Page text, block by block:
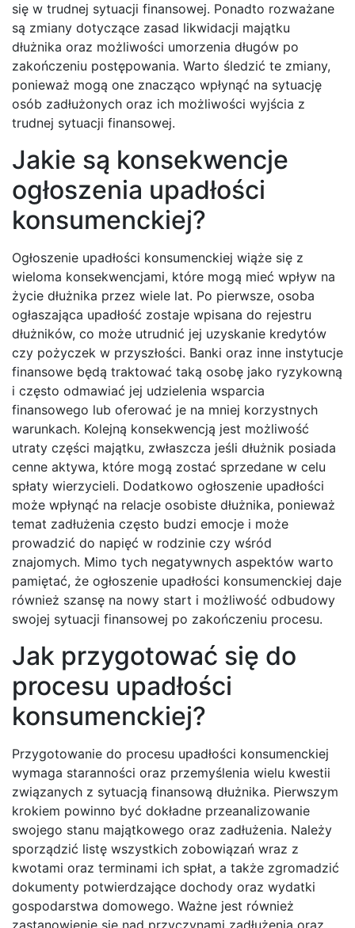
się w trudnej sytuacji finansowej. Ponadto rozważane
są zmiany dotyczące zasad likwidacji majątku
dłużnika oraz możliwości umorzenia długów po
zakończeniu postępowania. Warto śledzić te zmiany,
ponieważ mogą one znacząco wpłynąć na sytuację
osób zadłużonych oraz ich możliwości wyjścia z
trudnej sytuacji finansowej.
Jakie są konsekwencje
ogłoszenia upadłości
konsumenckiej?
Ogłoszenie upadłości konsumenckiej wiąże się z
wieloma konsekwencjami, które mogą mieć wpływ na
życie dłużnika przez wiele lat. Po pierwsze, osoba
ogłaszająca upadłość zostaje wpisana do rejestru
dłużników, co może utrudnić jej uzyskanie kredytów
czy pożyczek w przyszłości. Banki oraz inne instytucje
finansowe będą traktować taką osobę jako ryzykowną
i często odmawiać jej udzielenia wsparcia
finansowego lub oferować je na mniej korzystnych
warunkach. Kolejną konsekwencją jest możliwość
utraty części majątku, zwłaszcza jeśli dłużnik posiada
cenne aktywa, które mogą zostać sprzedane w celu
spłaty wierzycieli. Dodatkowo ogłoszenie upadłości
może wpłynąć na relacje osobiste dłużnika, ponieważ
temat zadłużenia często budzi emocje i może
prowadzić do napięć w rodzinie czy wśród
znajomych. Mimo tych negatywnych aspektów warto
pamiętać, że ogłoszenie upadłości konsumenckiej daje
również szansę na nowy start i możliwość odbudowy
swojej sytuacji finansowej po zakończeniu procesu.
Jak przygotować się do
procesu upadłości
konsumenckiej?
Przygotowanie do procesu upadłości konsumenckiej
wymaga staranności oraz przemyślenia wielu kwestii
związanych z sytuacją finansową dłużnika. Pierwszym
krokiem powinno być dokładne przeanalizowanie
swojego stanu majątkowego oraz zadłużenia. Należy
sporządzić listę wszystkich zobowiązań wraz z
kwotami oraz terminami ich spłat, a także zgromadzić
dokumenty potwierdzające dochody oraz wydatki
gospodarstwa domowego. Ważne jest również